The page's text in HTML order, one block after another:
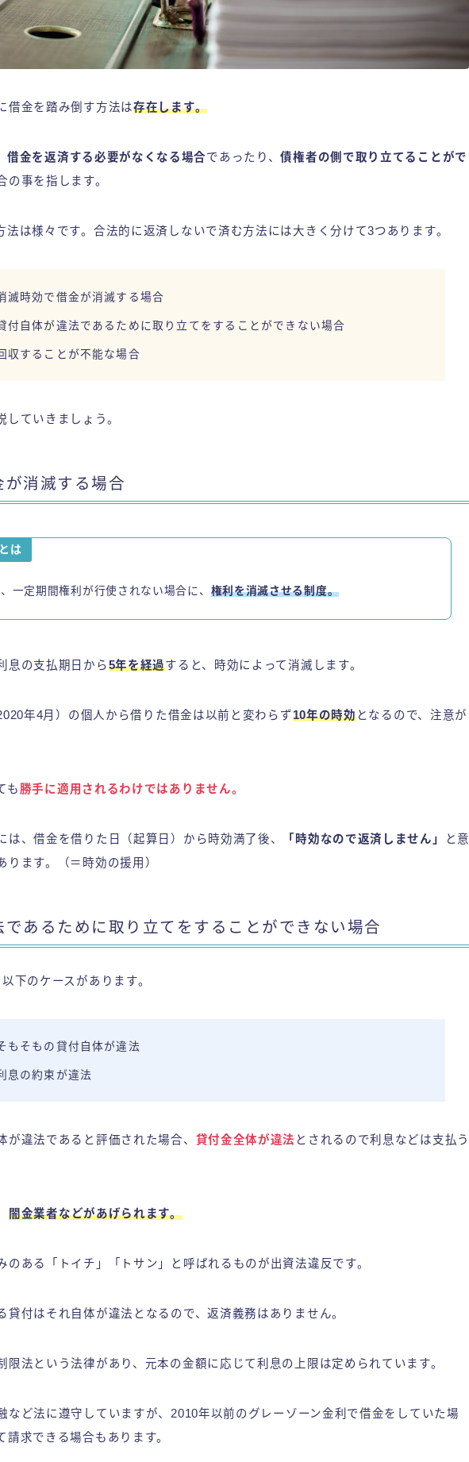
借金を踏み倒す方法は存在します。
借金を返済する必要がなくなる場合であったり、債権者の側で取り立てることがで
の事を指します。
法は様々です。合法的に返済しないで済む方法には大きく分けて3つあります。
滅時効で借金が消滅する場合
付自体が違法であるために取り立てをすることができない場合
収することが不能な場合
していきましょう。
消滅する場合
は
一定期間権利が行使されない場合に、 権利を消滅させる制度。
息の支払期日から5年を経過すると、時効によって消滅します。
年4月）の個人から借りた借金は以前と変わらず10年の時効となるので、注意が
も勝手に適用されるわけではありません。
は、借金を借りた日（起算日）から時効満了後、 「時効なので返済しません」
と意
ります。（＝時効の援用）
あるために取り立てをすることができない場合
下のケースがあります。
もそもの貸付自体が違法
息の約束が違法
が違法であると評価された場合、 貸付金全体が違法 とされるので利息などは支払う
闇金業者などがあげられます。
のある「トイチ」「トサン」と呼ばれるものが出資法違反です。
貸付はそれ自体が違法となるので、返済義務はありません。
限法という法律があり、元本の金額に応じて利息の上限は定められています。
など法に遵守していますが、2010年以前のグレーゾーン金利で借金をしていた場
請求できる場合もあります。